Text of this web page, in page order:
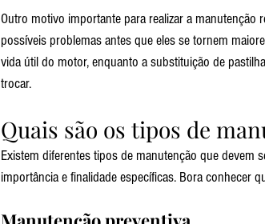
Outro motivo importante para realizar a
possíveis problemas antes que eles se tornem
vida útil do motor, enquanto a substituição de
trocar.
Quais são os tipos de
Existem diferentes tipos de manutenção que devem
importância e finalidade específicas. Bora conhecer